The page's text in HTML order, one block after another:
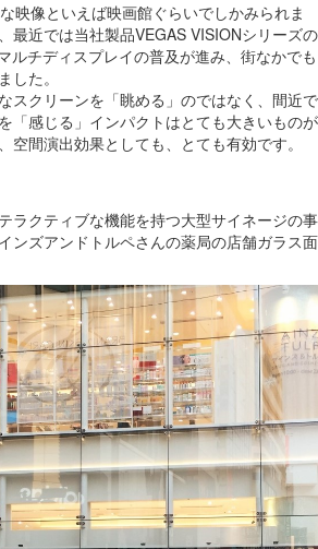
映像といえば映画館ぐらいでしかみられま
最近では当社製品VEGAS VISIONシリーズの
ルチディスプレイの普及が進み、街なかでも
した。
スクリーンを「眺める」のではなく、間近で
「感じる」インパクトはとても大きいものが
空間演出効果としても、とても有効です。
ラクティブな機能を持つ大型サイネージの事
ンズアンドトルペさんの薬局の店舗ガラス面